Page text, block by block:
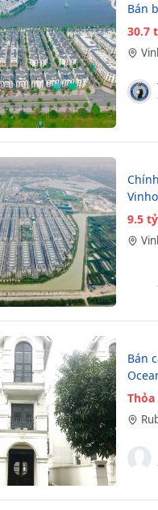
Bán
30.7
9.5 tỷ
Bán